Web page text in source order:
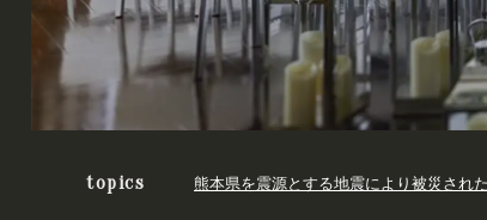
topics 熊本県を震源とする地震により被災され